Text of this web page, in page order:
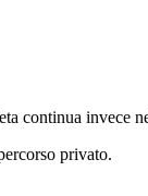
continua invece
privato.